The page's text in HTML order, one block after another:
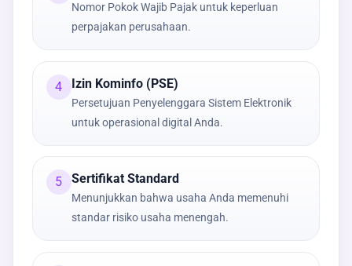
Nomor Pokok Wajib Pajak untuk keperluan
perpajakan perusahaan.
4 Izin Kominfo (PSE)
Persetujuan Penyelenggara Sistem Elektronik
untuk operasional digital Anda.
5 Sertifikat Standard
Menunjukkan bahwa usaha Anda memenuhi
standar risiko usaha menengah.